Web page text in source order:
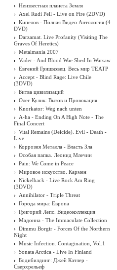
Неизвестная планета Земля
Axel Rudi Pell - Live on Fire (2DVD)
Кипелов - Полная Видео Антология (4
DVD)
Darzamat. Live Profanity (Visiting The
Graves Of Heretics)
Metalmania 2007
Vader - And Blood Wae Shed In Warsaw
Евгений Гришковец. Весь мир ТЕАТР
Accept - Blind Rage: Live Chile
(3DVD)
Битва цивилизаций
Олег Кулик: Вызов и Провокация
Knorkator: Weg nach unten
A-ha - Ending On A High Note - The
Final Concert
Vital Remains (Deicide). Evil - Death -
Live
Коррозия Металла - Власть Зла
Особая папка. Леонид Млечин
Pain: We Come in Peace
Мировое искусство. Кармен
Nickelback - Live Rock Am Ring
(3DVD)
Annihilator - Triple Threat
Города мира: Европа
Григорий Лепс. Видеоколлекция
Мадонна - The Immaculate Collection
Dimmu Borgir - Forces Of the Northern
Night
Music Infection. Contagination, Vol.1
Sonata Arctica - Live In Finland
Бодибилдинг: Джей Катлер -
Сверхрельеф